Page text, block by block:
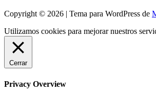
Copyright © 2026 | Tema para WordPress de
Utilizamos cookies para mejorar nuestros
Cerrar
Privacy Overview